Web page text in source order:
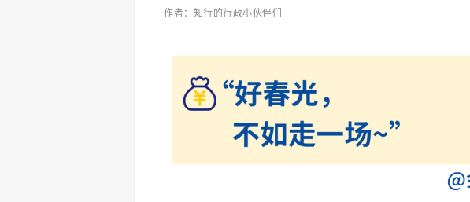
作者：知行的行政小伙伴们